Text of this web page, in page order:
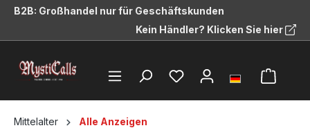
springen
B2B: Großhandel nur für Geschäftskunden
Kein Händler? Klicken Sie hier
Mittelalter Alle Anzeigen